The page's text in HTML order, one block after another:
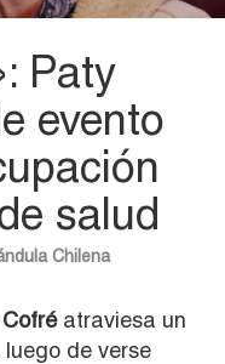
Paty
evento
salud
Chilena
atraviesa un
de verse